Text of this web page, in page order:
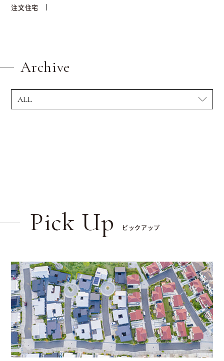
注文住宅
Archive
Pick Up ピックアップ